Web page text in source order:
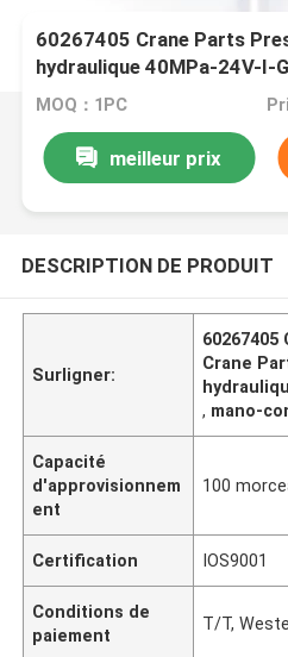
60267405 Crane Parts
hydraulique 40MPa-24V-I-
MOQ：1PC
meilleur prix
DESCRIPTION DE PRODUIT
Surligner:
Crane
, mano-
Capacité
d'approvisionnem
ent
100
Certification IOS9001
Conditions de
paiement
T/T,